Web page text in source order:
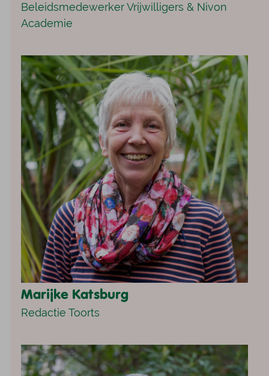
Beleidsmedewerker Vrijwilligers & Nivon
Academie
Marijke Katsburg
Redactie Toorts